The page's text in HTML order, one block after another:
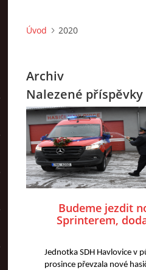
Úvod 2020
Archiv
Nalezené příspěvky
Budeme jezdit
Sprinterem,
Jednotka SDH Havlovice v
prosince převzala nové